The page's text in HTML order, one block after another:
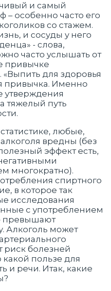
и самый
особенно часто его
со стажем.
и сосуды у него
- слова,
часто услышать от
привычке
«Выпить для здоровья
привычка. Именно
утверждения
тяжелый путь
любые,
вредны (без
эффект есть,
многократно).
спиртного
в которое так
исследования
с употреблением
превышают
Алкоголь может
риск болезней
пользе для
и речи. Итак, какие